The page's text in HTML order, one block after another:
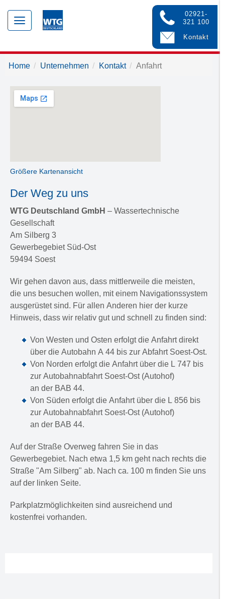
Toggle
navigation
02921-
321 100
Kontakt
Home Unternehmen Kontakt Anfahrt
Größere Kartenansicht
Der Weg zu uns
WTG Deutschland GmbH – Wassertechnische
Gesellschaft
Am Silberg 3
Gewerbegebiet Süd-Ost
59494 Soest
Wir gehen davon aus, dass mittlerweile die meisten,
die uns besuchen wollen, mit einem Navigationssystem
ausgerüstet sind. Für allen Anderen hier der kurze
Hinweis, dass wir relativ gut und schnell zu finden sind:
Von Westen und Osten erfolgt die Anfahrt direkt
über die Autobahn A 44 bis zur Abfahrt Soest-Ost.
Von Norden erfolgt die Anfahrt über die L 747 bis
zur Autobahnabfahrt Soest-Ost (Autohof)
an der BAB 44.
Von Süden erfolgt die Anfahrt über die L 856 bis
zur Autobahnabfahrt Soest-Ost (Autohof)
an der BAB 44.
Auf der Straße Overweg fahren Sie in das
Gewerbegebiet. Nach etwa 1,5 km geht nach rechts die
Straße "Am Silberg" ab. Nach ca. 100 m finden Sie uns
auf der linken Seite.
Parkplatzmöglichkeiten sind ausreichend und
kostenfrei vorhanden.